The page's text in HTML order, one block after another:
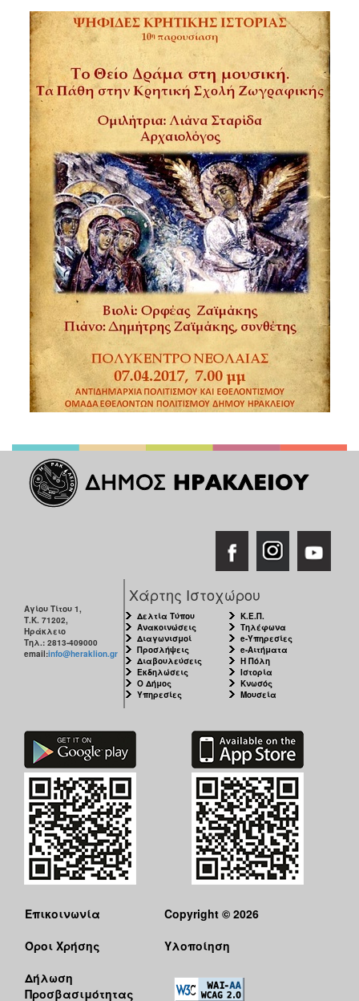
Αγίου Τίτου 1,
Τ.Κ. 71202,
Ηράκλειο
Τηλ.: 2813-409000
email:info@heraklion.gr
Χάρτης Ιστοχώρου
Δελτία Τύπου
Ανακοινώσεις
Διαγωνισμοί
Προσλήψεις
Διαβουλεύσεις
Εκδηλώσεις
Ο Δήμος
Υπηρεσίες
Κ.Ε.Π.
Τηλέφωνα
e-Υπηρεσίες
e-Αιτήματα
Η Πόλη
Ιστορία
Κνωσός
Μουσεία
Επικοινωνία
Όροι Χρήσης
Δήλωση
Προσβασιμότητας
Copyright © 2026
Υλοποίηση